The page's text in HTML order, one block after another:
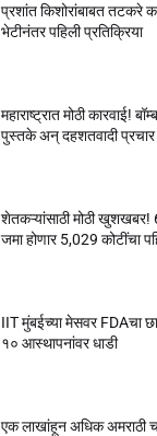
प्रशांत किशोरांबाबत तटकरे
भेटीनंतर पहिली प्रतिक्रिया
महाराष्ट्रात मोठी कारवाई!
पुस्तके अन् दहशतवादी प्रचार
शेतकऱ्यांसाठी मोठी
जमा होणार 5,029 कोटींचा
IIT मुंबईच्या मेसवर
१० आस्थापनांवर धाडी
एक लाखांहून अधिक अमराठी